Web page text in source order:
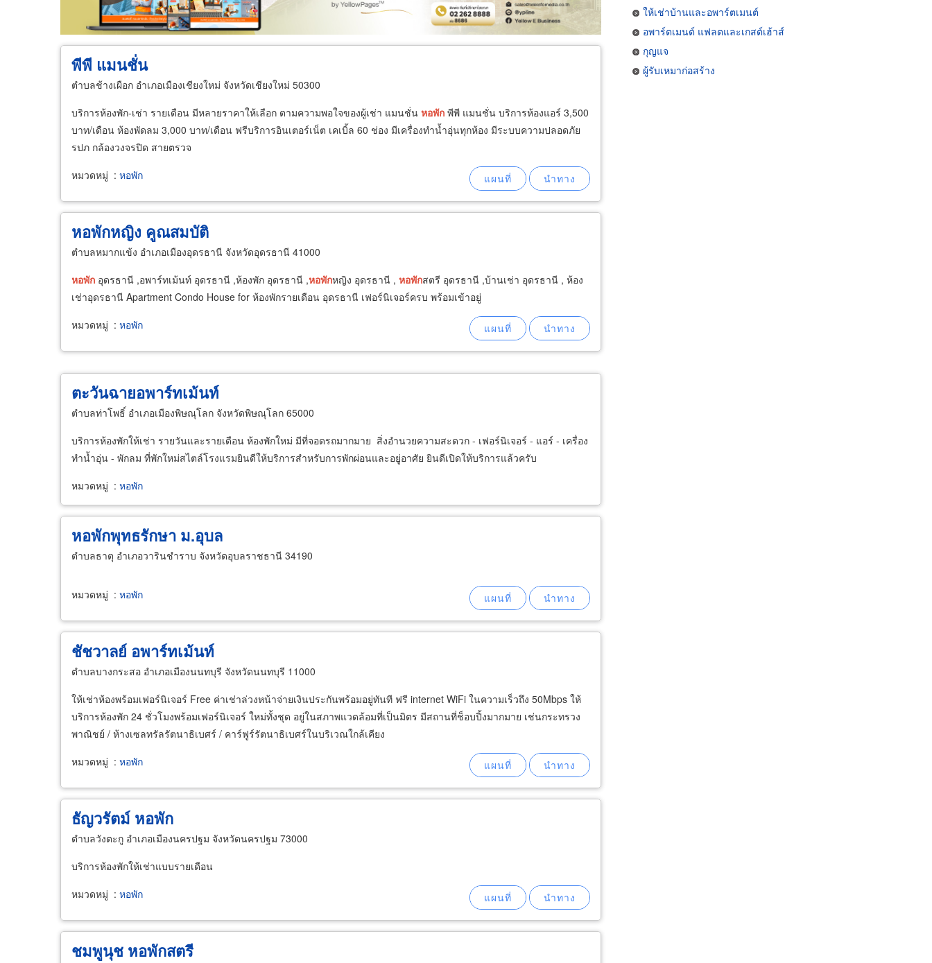
พีพี แมนชั่น
ตำบลช้างเผือก อำเภอเมืองเชียงใหม่ จังหวัดเชียงใหม่ 50300
บริการห้องพัก-เช่า รายเดือน มีหลายราคาให้เลือก ตามความพอใจของผู้เช่า แมนชั่น หอพัก พีพี แมนชั่น บริการห้องแอร์ 3,500
บาท/เดือน ห้องพัดลม 3,000 บาท/เดือน ฟรีบริการอินเตอร์เน็ต เคเบิ้ล 60 ช่อง มีเครื่องทำน้ำอุ่นทุกห้อง มีระบบความปลอดภัย
รปภ กล้องวงจรปิด สายตรวจ
หมวดหมู่ : หอพัก
หอพักหญิง คูณสมบัติ
ตำบลหมากแข้ง อำเภอเมืองอุดรธานี จังหวัดอุดรธานี 41000
หอพัก อุดรธานี ,อพาร์ทเม้นท์ อุดรธานี ,ห้องพัก อุดรธานี ,หอพักหญิง อุดรธานี , หอพักสตรี อุดรธานี ,บ้านเช่า อุดรธานี , ห้อง
เช่าอุดรธานี Apartment Condo House for ห้องพักรายเดือน อุดรธานี เฟอร์นิเจอร์ครบ พร้อมเข้าอยู่
หมวดหมู่ : หอพัก
ตะวันฉายอพาร์ทเม้นท์
ตำบลท่าโพธิ์ อำเภอเมืองพิษณุโลก จังหวัดพิษณุโลก 65000
บริการห้องพักให้เช่า รายวันและรายเดือน ห้องพักใหม่ มีที่จอดรถมากมาย สิ่งอำนวยความสะดวก - เฟอร์นิเจอร์ - แอร์ - เครื่อง
ทำน้ำอุ่น - พักลม ที่พักใหม่สไตล์โรงแรมยินดีให้บริการสำหรับการพักผ่อนและอยู่อาศัย ยินดีเปิดให้บริการแล้วครับ
หมวดหมู่ : หอพัก
หอพักพุทธรักษา ม.อุบล
ตำบลธาตุ อำเภอวารินชำราบ จังหวัดอุบลราชธานี 34190
หมวดหมู่ : หอพัก
ชัชวาลย์ อพาร์ทเม้นท์
ตำบลบางกระสอ อำเภอเมืองนนทบุรี จังหวัดนนทบุรี 11000
ให้เช่าห้องพร้อมเฟอร์นิเจอร์ Free ค่าเช่าล่วงหน้าจ่ายเงินประกันพร้อมอยู่ทันที ฟรี internet WiFi ในความเร็วถึง 50Mbps ให้
บริการห้องพัก 24 ชั่วโมงพร้อมเฟอร์นิเจอร์ ใหม่ทั้งชุด อยู่ในสภาพแวดล้อมที่เป็นมิตร มีสถานที่ช็อบปิ้งมากมาย เช่นกระทรวง
พาณิชย์ / ห้างเซลทรัลรัตนาธิเบศร์ / คาร์ฟูร์รัตนาธิเบศร์ในบริเวณใกล้เคียง
หมวดหมู่ : หอพัก
ธัญวรัตม์ หอพัก
ตำบลวังตะกู อำเภอเมืองนครปฐม จังหวัดนครปฐม 73000
บริการห้องพักให้เช่าแบบรายเดือน
หมวดหมู่ : หอพัก
ชมพูนุช หอพักสตรี
ให้เช่าบ้านและอพาร์ตเมนต์
อพาร์ตเมนต์ แฟลตและเกสต์เฮ้าส์
กุญแจ
ผู้รับเหมาก่อสร้าง